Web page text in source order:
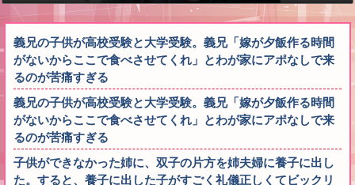
義兄の子供が高校受験と大学受験。義兄「嫁が夕飯作る時間
がないからここで食べさせてくれ」とわが家にアポなしで来
るのが苦痛すぎる
義兄の子供が高校受験と大学受験。義兄「嫁が夕飯作る時間
がないからここで食べさせてくれ」とわが家にアポなしで来
るのが苦痛すぎる
子供ができなかった姉に、双子の片方を姉夫婦に養子に出し
た。すると、養子に出した子がすごく礼儀正しくてビックリ